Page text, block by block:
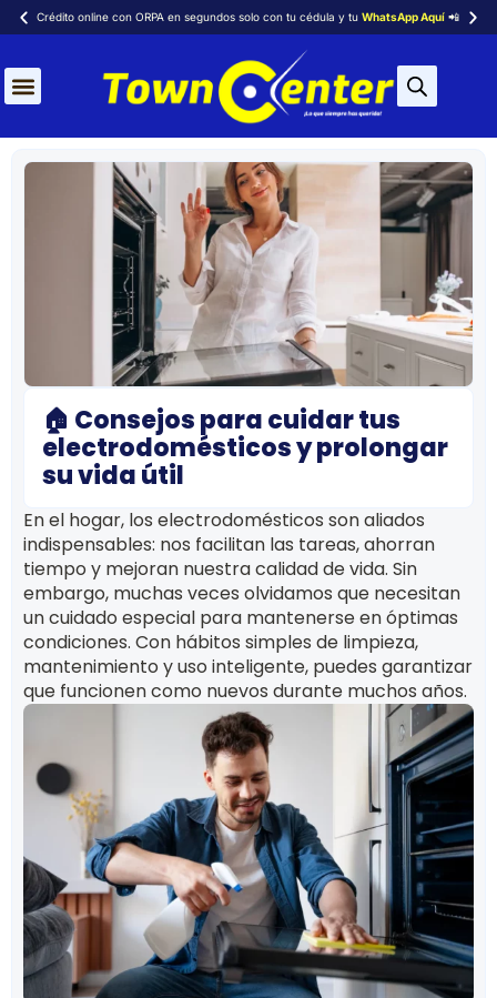
Crédito online con ORPA en segundos solo con tu cédula y tuWhatsApp Aquí 📲
🏠 Consejos para cuidar tus
electrodomésticos y prolongar
su vida útil
En el hogar, los electrodomésticos son aliados
indispensables: nos facilitan las tareas, ahorran
tiempo y mejoran nuestra calidad de vida. Sin
embargo, muchas veces olvidamos que necesitan
un cuidado especial para mantenerse en óptimas
condiciones. Con hábitos simples de limpieza,
mantenimiento y uso inteligente, puedes garantizar
que funcionen como nuevos durante muchos años.